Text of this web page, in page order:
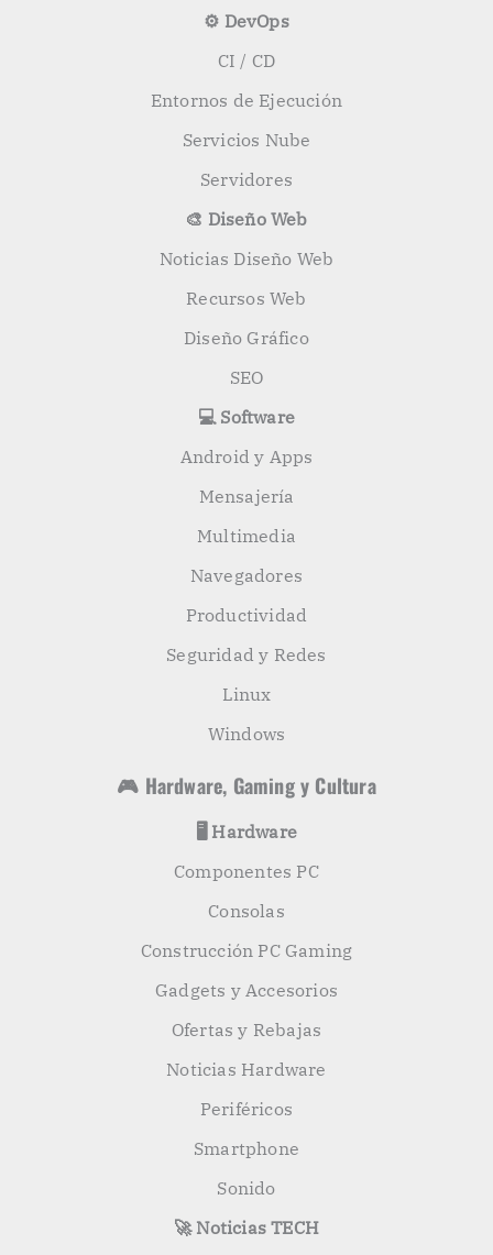
⚙️ DevOps
CI / CD
Entornos de Ejecución
Servicios Nube
Servidores
🎨 Diseño Web
Noticias Diseño Web
Recursos Web
Diseño Gráfico
SEO
💻 Software
Android y Apps
Mensajería
Multimedia
Navegadores
Productividad
Seguridad y Redes
Linux
Windows
🎮 Hardware, Gaming y Cultura
🖥️ Hardware
Componentes PC
Consolas
Construcción PC Gaming
Gadgets y Accesorios
Ofertas y Rebajas
Noticias Hardware
Periféricos
Smartphone
Sonido
🚀 Noticias TECH